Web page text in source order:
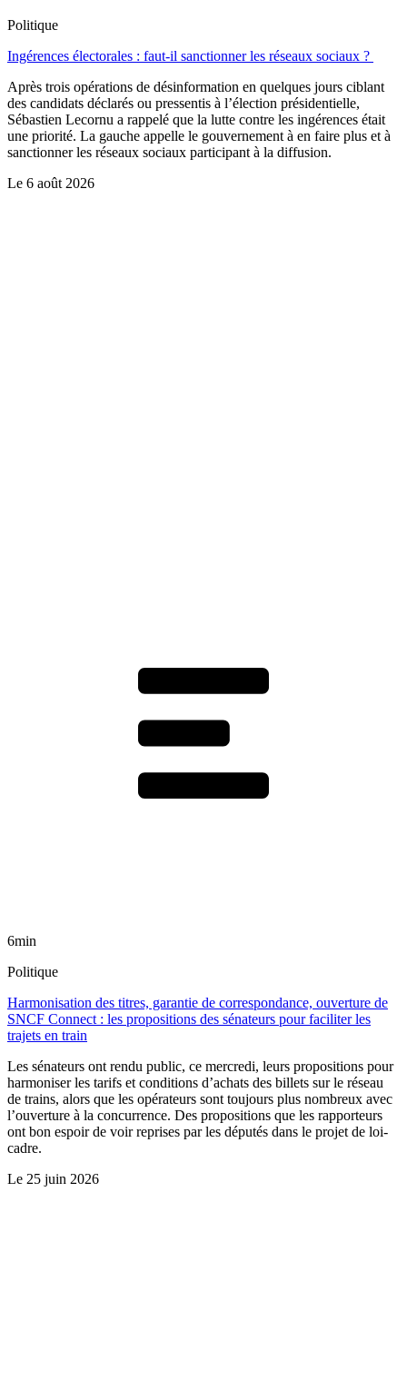
Politique
Ingérences électorales : faut-il sanctionner les réseaux sociaux ?
Après trois opérations de désinformation en quelques jours ciblant
des candidats déclarés ou pressentis à l’élection présidentielle,
Sébastien Lecornu a rappelé que la lutte contre les ingérences était
une priorité. La gauche appelle le gouvernement à en faire plus et à
sanctionner les réseaux sociaux participant à la diffusion.
Le 6 août 2026
6min
Politique
Harmonisation des titres, garantie de correspondance, ouverture de
SNCF Connect : les propositions des sénateurs pour faciliter les
trajets en train
Les sénateurs ont rendu public, ce mercredi, leurs propositions pour
harmoniser les tarifs et conditions d’achats des billets sur le réseau
de trains, alors que les opérateurs sont toujours plus nombreux avec
l’ouverture à la concurrence. Des propositions que les rapporteurs
ont bon espoir de voir reprises par les députés dans le projet de loi-
cadre.
Le 25 juin 2026